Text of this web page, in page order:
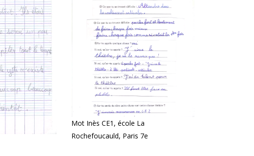
Mot Inès CE1, école La
Rochefoucauld, Paris 7e